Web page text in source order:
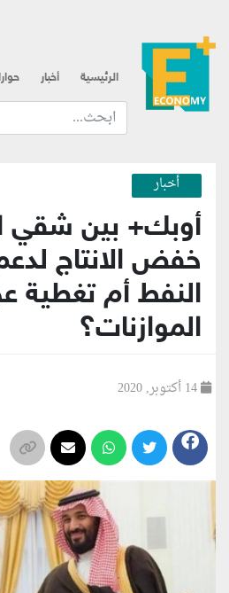
الرئيسية أخبار
ابحث عن... :
أخبار
أوبك+ بين شقي
خفض الانتاج
النفط أم تغطية
الموازنات؟